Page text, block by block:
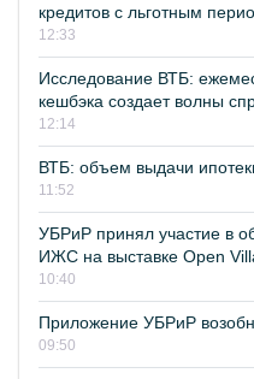
кредитов с льготным
12:33
Исследование ВТБ:
кешбэка создает волны
12:14
ВТБ: объем выдачи
11:52
УБРиР принял участие в
ИЖС на выставке Open
10:40
Приложение УБРиР
09:50